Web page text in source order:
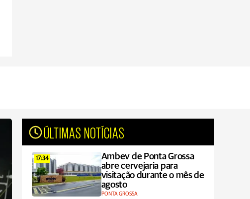
ÚLTIMAS NOTÍCIAS
17:34
Ambev de Ponta Grossa
abre cervejaria para
visitação durante o mês de
agosto
PONTA GROSSA